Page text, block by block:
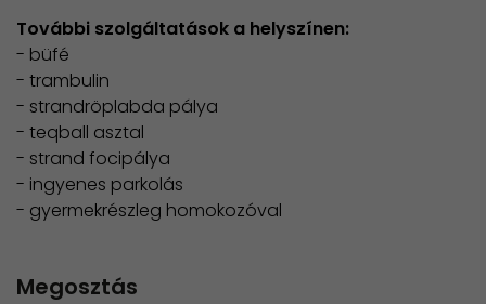
További szolgáltatások a helyszínen:
- büfé
- trambulin
- strandröplabda pálya
- teqball asztal
- strand focipálya
- ingyenes parkolás
- gyermekrészleg homokozóval
Megosztás